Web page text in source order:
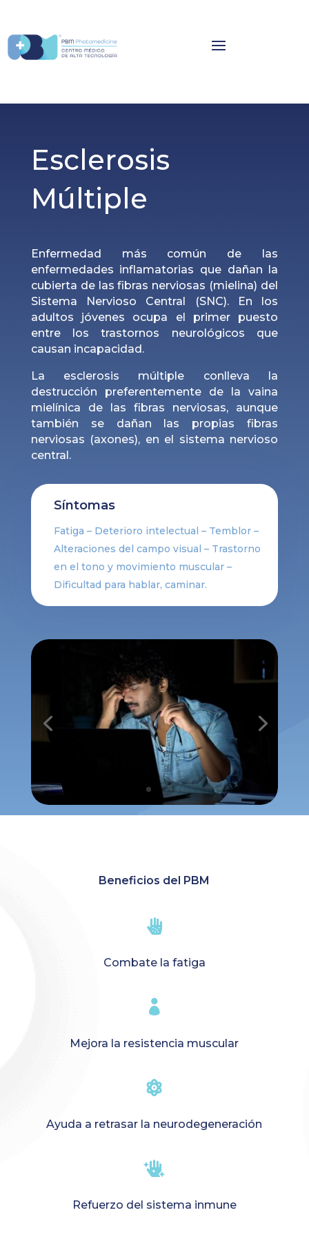
Esclerosis
Múltiple
Enfermedad más común de las
enfermedades inflamatorias que dañan la
cubierta de las fibras nerviosas (mielina) del
Sistema Nervioso Central (SNC). En los
adultos jóvenes ocupa el primer puesto
entre los trastornos neurológicos que
causan incapacidad.
La esclerosis múltiple conlleva la
destrucción preferentemente de la vaina
mielínica de las fibras nerviosas, aunque
también se dañan las propias fibras
nerviosas (axones), en el sistema nervioso
central.
Síntomas
Fatiga – Deterioro intelectual – Temblor –
Alteraciones del campo visual – Trastorno
en el tono y movimiento muscular –
Dificultad para hablar, caminar.
Beneficios del PBM

Combate la fatiga

Mejora la resistencia muscular

Ayuda a retrasar la neurodegeneración

Refuerzo del sistema inmune